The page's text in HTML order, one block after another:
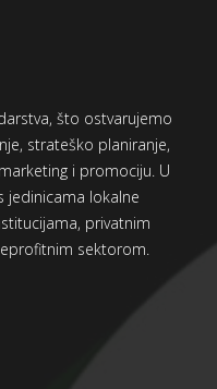
što ostvarujemo
strateško planiranje,
i promociju. U
jedinicama lokalne
privatnim
sektorom.